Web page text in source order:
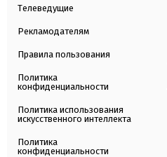
Телеведущие
Рекламодателям
Правила пользования
Политика
конфиденциальности
Политика использования
искусственного интеллекта
Политика
конфиденциальности